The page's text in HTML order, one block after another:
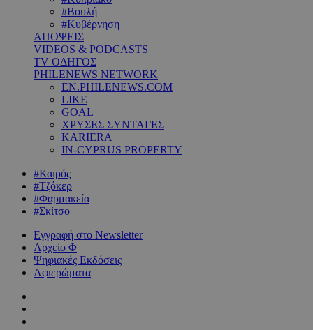
#Βουλή
#Κυβέρνηση
ΑΠΟΨΕΙΣ
VIDEOS & PODCASTS
TV ΟΔΗΓΟΣ
PHILENEWS NETWORK
EN.PHILENEWS.COM
LIKE
GOAL
ΧΡΥΣΕΣ ΣΥΝΤΑΓΕΣ
KARIERA
IN-CYPRUS PROPERTY
#Καιρός
#Τζόκερ
#Φαρμακεία
#Σκίτσο
Εγγραφή στο Newsletter
Αρχείο Φ
Ψηφιακές Εκδόσεις
Αφιερώματα